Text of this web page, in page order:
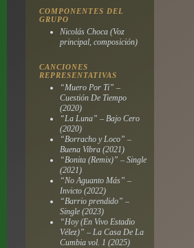
COMPONENTES DEL
GRUPO
Nicolás Choca (Voz
principal, composición)
CANCIONES
REPRESENTATIVAS
“Muero Por Ti” –
Cuestión De Tiempo
(2020)
“La Luna” – Bajo Cero
(2020)
“Borracho y Loco” –
Buena Vibra (2021)
“Bonita (Remix)” – Single
(2021)
“No Aguanto Más” –
Invicto (2022)
“Barrio prendido” –
Single (2023)
“Hoy (En Vivo Estadio
Vélez)” – La Casa De La
Cumbia vol. 1 (2025)